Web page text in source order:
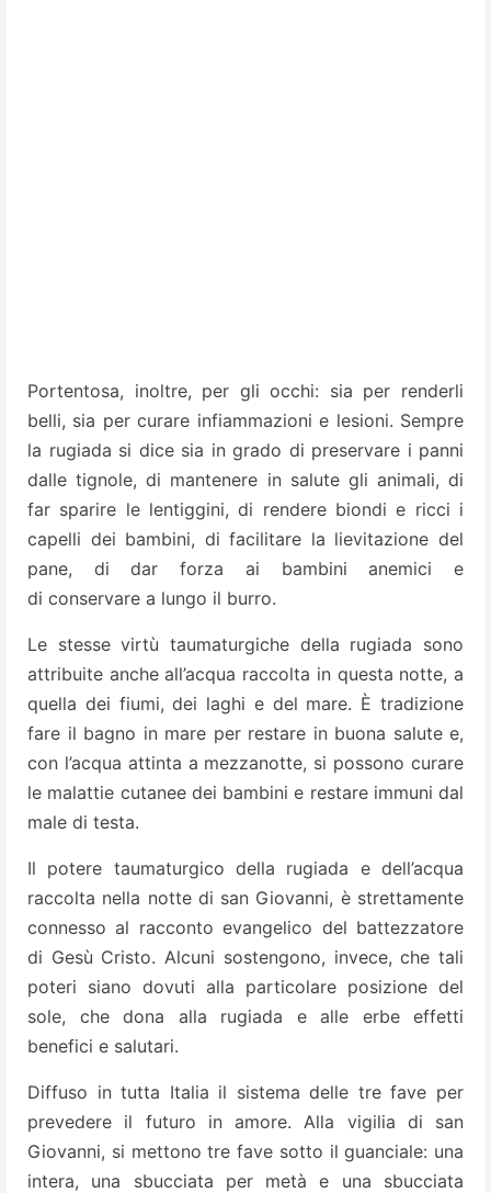
Portentosa, inoltre, per gli occhi: sia per renderli
belli, sia per curare infiammazioni e lesioni. Sempre
la rugiada si dice sia in grado di preservare i panni
dalle tignole, di mantenere in salute gli animali, di
far sparire le lentiggini, di rendere biondi e ricci i
capelli dei bambini, di facilitare la lievitazione del
pane, di dar forza ai bambini anemici e
di conservare a lungo il burro.
Le stesse virtù taumaturgiche della rugiada sono
attribuite anche all’acqua raccolta in questa notte, a
quella dei fiumi, dei laghi e del mare. È tradizione
fare il bagno in mare per restare in buona salute e,
con l’acqua attinta a mezzanotte, si possono curare
le malattie cutanee dei bambini e restare immuni dal
male di testa.
Il potere taumaturgico della rugiada e dell’acqua
raccolta nella notte di san Giovanni, è strettamente
connesso al racconto evangelico del battezzatore
di Gesù Cristo. Alcuni sostengono, invece, che tali
poteri siano dovuti alla particolare posizione del
sole, che dona alla rugiada e alle erbe effetti
benefici e salutari.
Diffuso in tutta Italia il sistema delle tre fave per
prevedere il futuro in amore. Alla vigilia di san
Giovanni, si mettono tre fave sotto il guanciale: una
intera, una sbucciata per metà e una sbucciata